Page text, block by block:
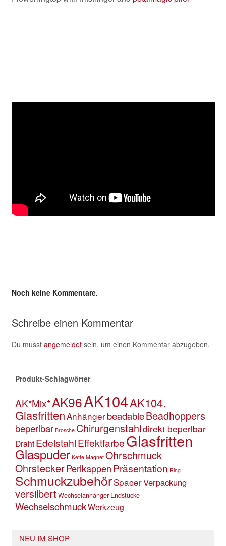
Noch keine Kommentare.
Schreibe einen Kommentar
Du musst angemeldetsein, um einen Kommentar abzugeben.
Produkt-Schlagwörter
AK*Mix*AK96AK104AK104.
GlasfrittenAnhängerbeadableBeadhoppers
beperlbar Brosche Chirurgenstahldirekt beperlbar
DrahtEdelstahlEffektfarbeGlasfritten
Glaspuder Kette Magnet Ohrschmuck
OhrsteckerPerlkappenPräsentation Ring
SchmuckzubehörSpacerVerpackung
versilbert Wechselanhänger-Endstücke
WechselschmuckWerkzeug
NEU IM SHOP